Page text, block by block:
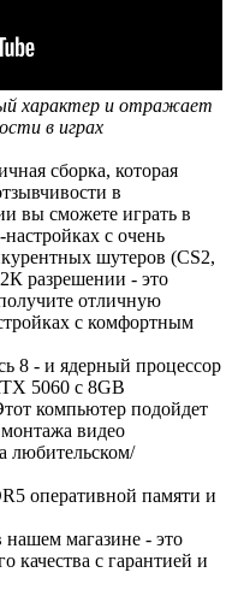
характер и отражает
в играх
сборка, которая
в
вы сможете играть в
с очень
шутеров (CS2,
разрешении - это
отличную
с комфортным
8 - и ядерный процессор
5060 с 8GB
компьютер подойдет
видео
любительском/
оперативной памяти и
магазине - это
качества с гарантией и